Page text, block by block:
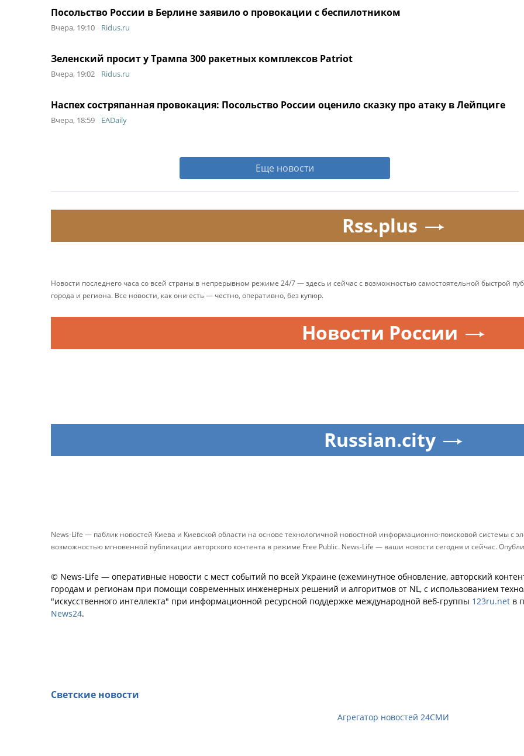
Посольство России в Берлине заявило о провокации с беспилотником
Вчера, 19:10 Ridus.ru
Зеленский просит у Трампа 300 ракетных комплексов Patriot
Вчера, 19:02 Ridus.ru
Наспех состряпанная провокация: Посольство России оценило сказку про атаку в Лейпциге
Вчера, 18:59 EADaily
Еще новости
Rss.plus
Новости последнего часа со всей страны в непрерывном режиме 24/7 — здесь и сейчас с возможностью самостоятельной быстрой
города и региона. Все новости, как они есть — честно, оперативно, без купюр.
Новости России
Russian.city
News-Life — паблик новостей Киева и Киевской области на основе технологичной новостной информационно-поисковой системы с
возможностью мгновенной публикации авторского контента в режиме Free Public. News-Life — ваши новости сегодня и сейчас.
© News-Life — оперативные новости с мест событий по всей Украине (ежеминутное обновление, авторский
городам и регионам при помощи современных инженерных решений и алгоритмов от NL, с использованием
"искусственного интеллекта" при информационной ресурсной поддержке международной веб-группы 123ru.net в
News24.